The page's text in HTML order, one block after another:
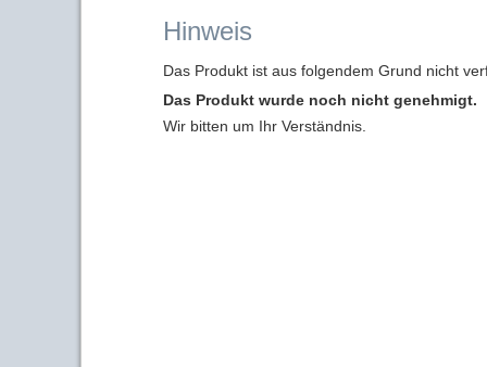
Hinweis
Das Produkt ist aus folgendem Grund nicht
Das Produkt wurde noch nicht genehmigt.
Wir bitten um Ihr Verständnis.